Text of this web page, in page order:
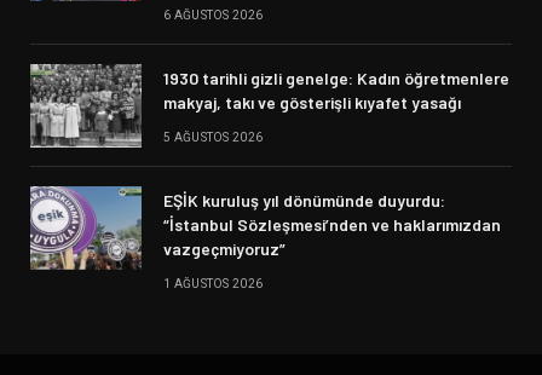
6 AĞUSTOS 2026
1930 tarihli gizli genelge: Kadın öğretmenlere
makyaj, takı ve gösterişli kıyafet yasağı
5 AĞUSTOS 2026
EŞİK kuruluş yıl dönümünde duyurdu:
“İstanbul Sözleşmesi’nden ve haklarımızdan
vazgeçmiyoruz”
1 AĞUSTOS 2026